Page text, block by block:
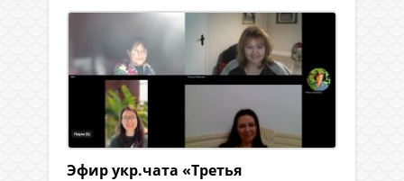
Эфир укр.чата «Третья